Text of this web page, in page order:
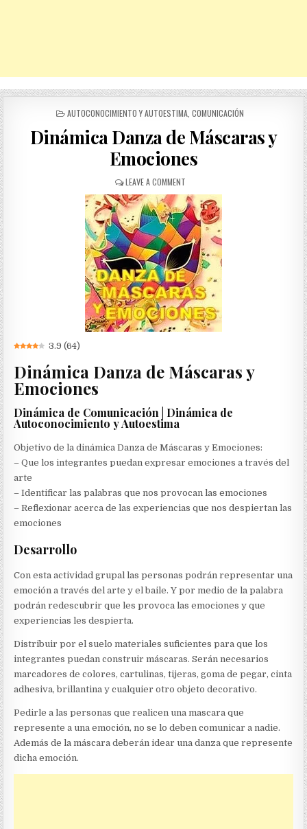
POSTED
AUTOCONOCIMIENTO Y AUTOESTIMA COMUNICACIÓN
Dinámica Danza de Máscaras y
Emociones
LEAVE A COMMENTON
DINÁMICA
DANZA
DE
MÁSCARAS
Y
EMOCIONES
3.9 (64)
Dinámica Danza de Máscaras y
Emociones
Dinámica de Comunicación | Dinámica de
Autoconocimiento y Autoestima
Objetivo de la dinámica Danza de Máscaras y Emociones:
– Que los integrantes puedan expresar emociones a través del
arte
– Identificar las palabras que nos provocan las emociones
– Reflexionar acerca de las experiencias que nos despiertan las
emociones
Desarrollo
Con esta actividad grupal las personas podrán representar una
emoción a través del arte y el baile. Y por medio de la palabra
podrán redescubrir que les provoca las emociones y que
experiencias les despierta.
Distribuir por el suelo materiales suficientes para que los
integrantes puedan construir máscaras. Serán necesarios
marcadores de colores, cartulinas, tijeras, goma de pegar, cinta
adhesiva, brillantina y cualquier otro objeto decorativo.
Pedirle a las personas que realicen una mascara que
represente a una emoción, no se lo deben comunicar a nadie.
Además de la máscara deberán idear una danza que represente
dicha emoción.